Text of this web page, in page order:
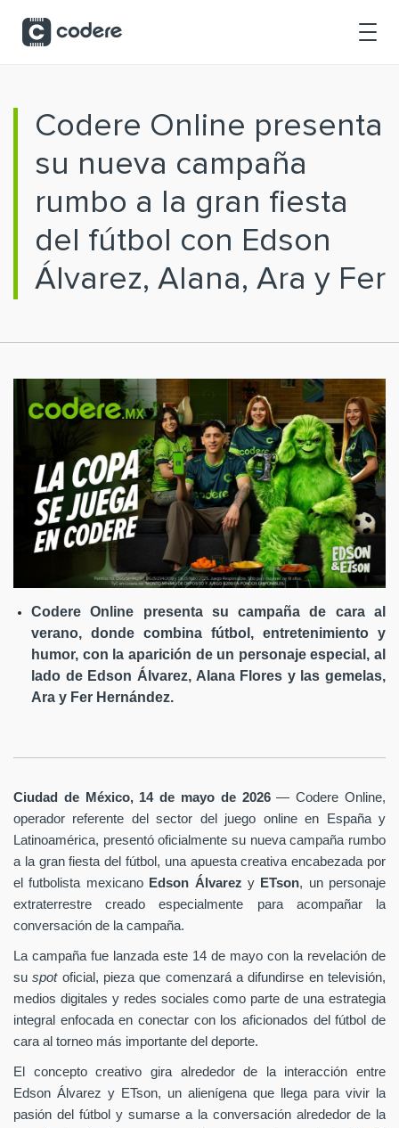
Codere Online presenta
su nueva campaña
rumbo a la gran fiesta
del fútbol con Edson
Álvarez, Alana, Ara y Fer
Codere Online presenta su campaña de cara al
verano, donde combina fútbol, entretenimiento y
humor, con la aparición de un personaje especial, al
lado de Edson Álvarez, Alana Flores y las gemelas,
Ara y Fer Hernández.
Ciudad de México, 14 de mayo de 2026— Codere Online,
operador referente del sector del juego online en España y
Latinoamérica, presentó oficialmente su nueva campaña rumbo
a la gran fiesta del fútbol, una apuesta creativa encabezada por
el futbolista mexicano Edson Álvarez yETson, un personaje
extraterrestre creado especialmente para acompañar la
conversación de la campaña.
La campaña fue lanzada este 14 de mayo con la revelación de
suspot oficial, pieza que comenzará a difundirse en televisión,
medios digitales y redes sociales como parte de una estrategia
integral enfocada en conectar con los aficionados del fútbol de
cara al torneo más importante del deporte.
El concepto creativo gira alrededor de la interacción entre
Edson Álvarez y ETson, un alienígena que llega para vivir la
pasión del fútbol y sumarse a la conversación alrededor de la